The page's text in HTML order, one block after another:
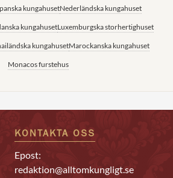
kungahusetNederländska kungahuset
kungahusetLuxemburgska storhertighuset
kungahusetMarockanska kungahuset
Monacos furstehus
KONTAKTA OSS
Epost:
redaktion@alltomkungligt.se